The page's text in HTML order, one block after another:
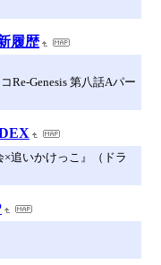
履歴
Re-Genesis 第八話Aパー
×追いかけっこ』（ドラ